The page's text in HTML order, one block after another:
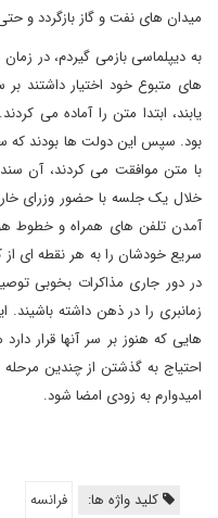
میدان های نفت و گاز بازگردد و
به دیپلماسی بازمی گیردم، در
های متبوع خود اختیار
یابند، ابتدا متن را آماده می
بود. سپس این دولت ها بودند که
با متن موافقت می کردند، آن
خلال یک جلسه با حضور وزرای
آمدن تلفن های همراه و خطوط
سریع خودشان را به هر نقطه ای از
در دور جاری مذاکرات بخوبی
زمانبری را در ذهن داشته
هایی که هنوز بر سر آنها قرار
احتیاج به گذشتن از چندین
امیدوارم به زودی امضا شود.
کلید واژه ها: فرانسه